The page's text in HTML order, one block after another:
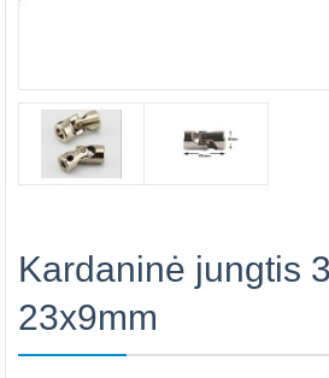
Kardaninė jungtis
23x9mm